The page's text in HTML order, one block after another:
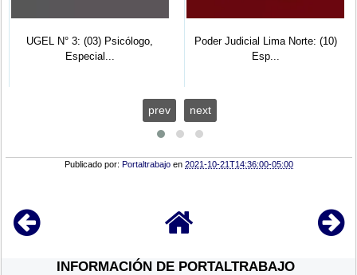
UGEL N° 3: (03) Psicólogo,
Especial...
Poder Judicial Lima Norte: (10)
Esp...
prev next
Publicado por: Portaltrabajo en2021-10-21T14:36:00-05:00
INFORMACIÓN DE PORTALTRABAJO